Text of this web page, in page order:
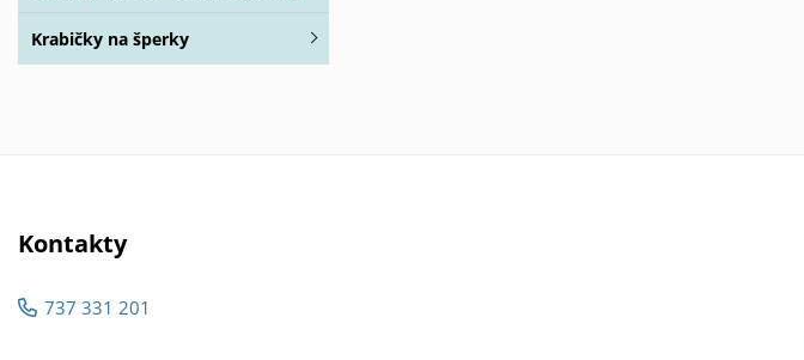
Krabičky na šperky
Kontakty
737 331 201